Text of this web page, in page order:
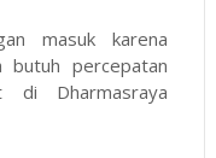
masuk karena
percepatan
di Dharmasraya